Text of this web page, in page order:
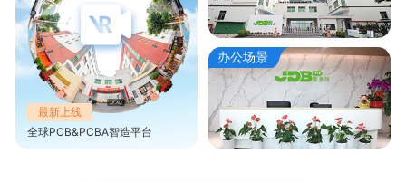
最新上线
全球PCB&PCBA智造平台
办公场景